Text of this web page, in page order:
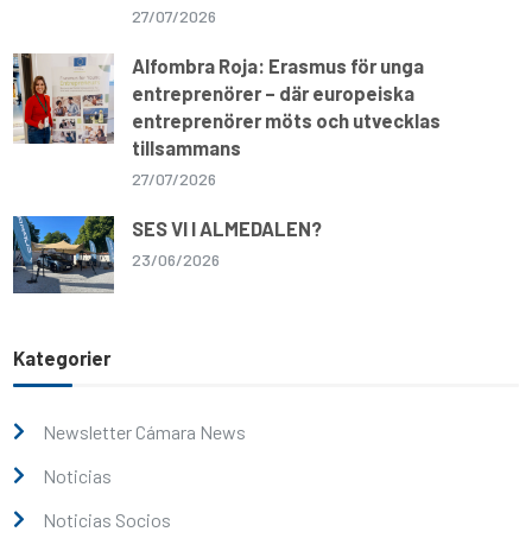
27/07/2026
Alfombra Roja: Erasmus för unga
entreprenörer – där europeiska
entreprenörer möts och utvecklas
tillsammans
27/07/2026
SES VI I ALMEDALEN?
23/06/2026
Kategorier
Newsletter Cámara News
Noticias
Noticias Socios